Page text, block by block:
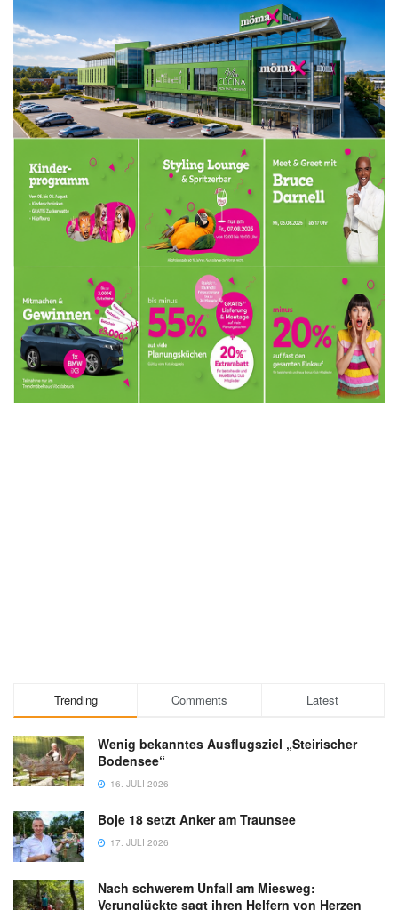
Trending Comments Latest
Wenig bekanntes Ausflugsziel „Steirischer
Bodensee“
16. JULI 2026
Boje 18 setzt Anker am Traunsee
17. JULI 2026
Nach schwerem Unfall am Miesweg:
Verunglückte sagt ihren Helfern von Herzen